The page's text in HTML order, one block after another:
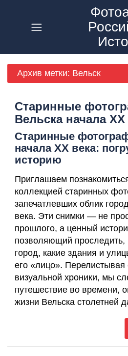
Главная
О
Проекте
VK
Статьи
Контакты
Политика
Конфиденциальности
Архив метки: Вельск
Старинные
Вельска начала ХХ
Старинные
начала ХХ века:
историю
Приглашаем
коллекцией старинных
запечатлевших облик
века. Эти снимки — не
прошлого, а ценный
позволяющий проследить,
город, какие здания и
его «лицо». Перелистывая
визуальной хроники, мы
путешествие во времени,
жизни Вельска столетней